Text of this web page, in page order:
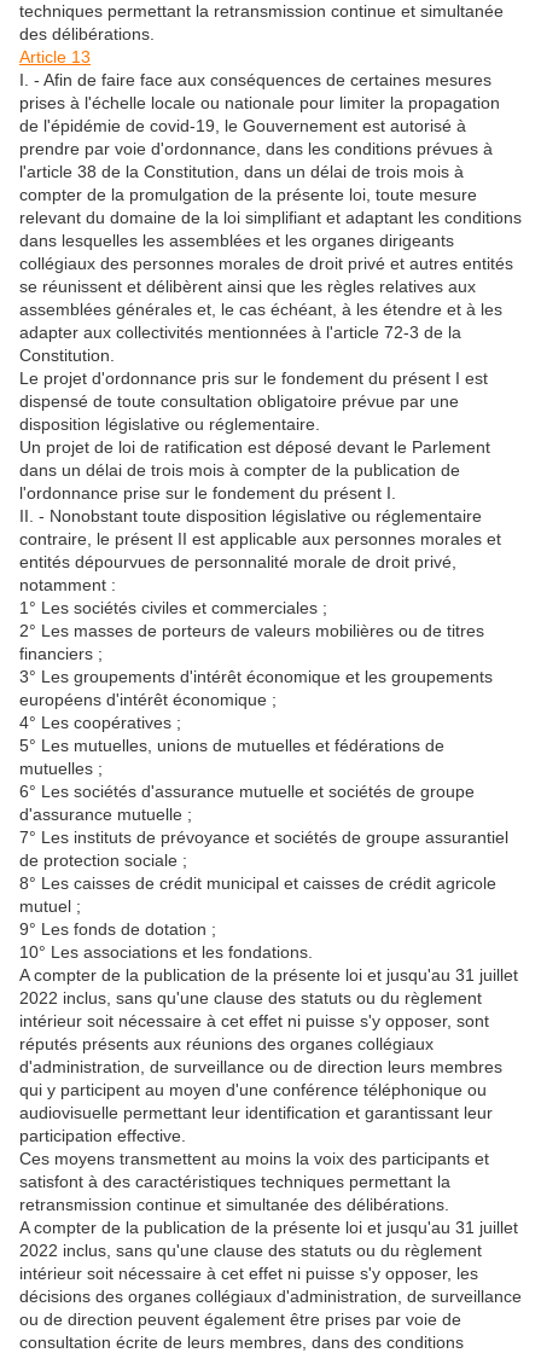
techniques permettant la retransmission continue et simultanée
des délibérations.
Article 13
I. - Afin de faire face aux conséquences de certaines mesures
prises à l'échelle locale ou nationale pour limiter la propagation
de l'épidémie de covid-19, le Gouvernement est autorisé à
prendre par voie d'ordonnance, dans les conditions prévues à
l'article 38 de la Constitution, dans un délai de trois mois à
compter de la promulgation de la présente loi, toute mesure
relevant du domaine de la loi simplifiant et adaptant les conditions
dans lesquelles les assemblées et les organes dirigeants
collégiaux des personnes morales de droit privé et autres entités
se réunissent et délibèrent ainsi que les règles relatives aux
assemblées générales et, le cas échéant, à les étendre et à les
adapter aux collectivités mentionnées à l'article 72-3 de la
Constitution.
Le projet d'ordonnance pris sur le fondement du présent I est
dispensé de toute consultation obligatoire prévue par une
disposition législative ou réglementaire.
Un projet de loi de ratification est déposé devant le Parlement
dans un délai de trois mois à compter de la publication de
l'ordonnance prise sur le fondement du présent I.
II. - Nonobstant toute disposition législative ou réglementaire
contraire, le présent II est applicable aux personnes morales et
entités dépourvues de personnalité morale de droit privé,
notamment :
1° Les sociétés civiles et commerciales ;
2° Les masses de porteurs de valeurs mobilières ou de titres
financiers ;
3° Les groupements d'intérêt économique et les groupements
européens d'intérêt économique ;
4° Les coopératives ;
5° Les mutuelles, unions de mutuelles et fédérations de
mutuelles ;
6° Les sociétés d'assurance mutuelle et sociétés de groupe
d'assurance mutuelle ;
7° Les instituts de prévoyance et sociétés de groupe assurantiel
de protection sociale ;
8° Les caisses de crédit municipal et caisses de crédit agricole
mutuel ;
9° Les fonds de dotation ;
10° Les associations et les fondations.
A compter de la publication de la présente loi et jusqu'au 31 juillet
2022 inclus, sans qu'une clause des statuts ou du règlement
intérieur soit nécessaire à cet effet ni puisse s'y opposer, sont
réputés présents aux réunions des organes collégiaux
d'administration, de surveillance ou de direction leurs membres
qui y participent au moyen d'une conférence téléphonique ou
audiovisuelle permettant leur identification et garantissant leur
participation effective.
Ces moyens transmettent au moins la voix des participants et
satisfont à des caractéristiques techniques permettant la
retransmission continue et simultanée des délibérations.
A compter de la publication de la présente loi et jusqu'au 31 juillet
2022 inclus, sans qu'une clause des statuts ou du règlement
intérieur soit nécessaire à cet effet ni puisse s'y opposer, les
décisions des organes collégiaux d'administration, de surveillance
ou de direction peuvent également être prises par voie de
consultation écrite de leurs membres, dans des conditions